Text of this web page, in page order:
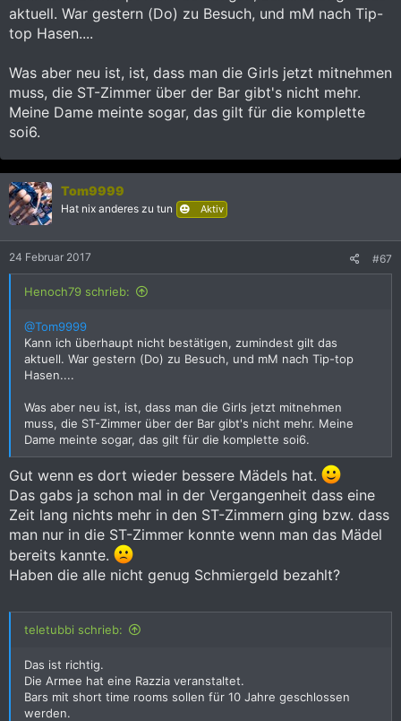
aktuell. War gestern (Do) zu Besuch, und mM nach Tip-
top Hasen....
Was aber neu ist, ist, dass man die Girls jetzt mitnehmen
muss, die ST-Zimmer über der Bar gibt's nicht mehr.
Meine Dame meinte sogar, das gilt für die komplette
soi6.
Tom9999
Hat nix anderes zu tun Aktiv
24 Februar 2017 #67
Henoch79 schrieb:
@Tom9999
Kann ich überhaupt nicht bestätigen, zumindest gilt das
aktuell. War gestern (Do) zu Besuch, und mM nach Tip-top
Hasen....
Was aber neu ist, ist, dass man die Girls jetzt mitnehmen
muss, die ST-Zimmer über der Bar gibt's nicht mehr. Meine
Dame meinte sogar, das gilt für die komplette soi6.
Gut wenn es dort wieder bessere Mädels hat.
Das gabs ja schon mal in der Vergangenheit dass eine
Zeit lang nichts mehr in den ST-Zimmern ging bzw. dass
man nur in die ST-Zimmer konnte wenn man das Mädel
bereits kannte.
Haben die alle nicht genug Schmiergeld bezahlt?
teletubbi schrieb:
Das ist richtig.
Die Armee hat eine Razzia veranstaltet.
Bars mit short time rooms sollen für 10 Jahre geschlossen
werden.